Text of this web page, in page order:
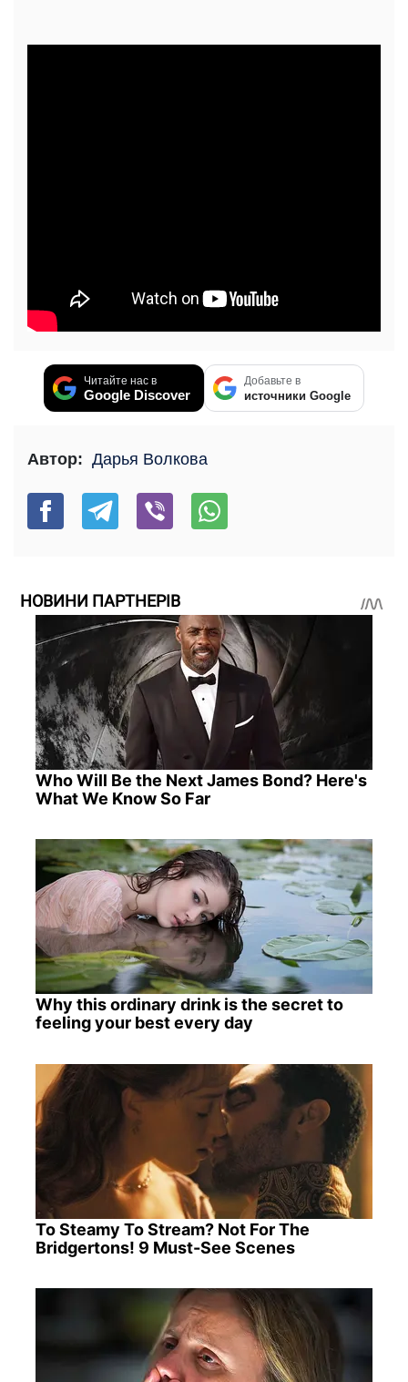
Читайте нас в
Google Discover
Добавьте в
источники Google
Автор: Дарья Волкова
НОВИНИ ПАРТНЕРІВ
Who Will Be the Next James Bond? Here's
What We Know So Far
Why this ordinary drink is the secret to
feeling your best every day
To Steamy To Stream? Not For The
Bridgertons! 9 Must-See Scenes